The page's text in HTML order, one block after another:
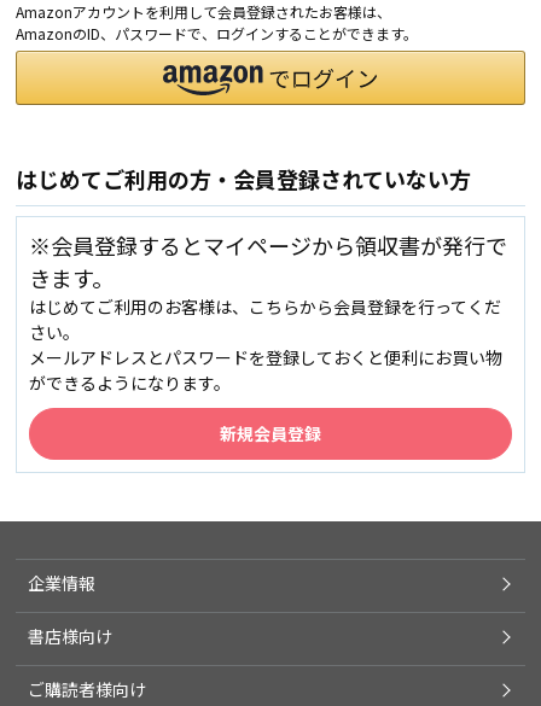
Amazonアカウントを利用して会員登録されたお客様は、
AmazonのID、パスワードで、ログインすることができます。
はじめてご利用の方・会員登録されていない方
※会員登録するとマイページから領収書が発行で
きます。
はじめてご利用のお客様は、こちらから会員登録を行ってくだ
さい。
メールアドレスとパスワードを登録しておくと便利にお買い物
ができるようになります。
企業情報
書店様向け
ご購読者様向け